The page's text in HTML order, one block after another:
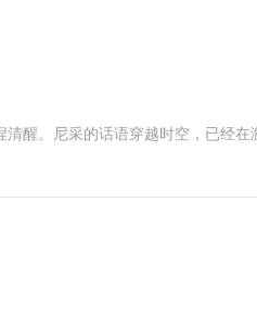
醒。尼采的话语穿越时空，已经在